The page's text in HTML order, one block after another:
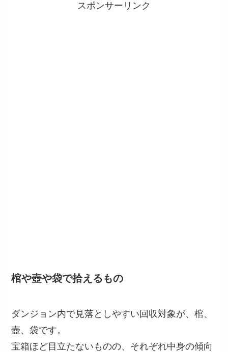
スポンサーリンク
棺や壺や袋で拾えるもの
ダンジョン内で見落としやすい回収対象が、棺、
壺、袋です。
宝箱ほど目立たないものの、それぞれ中身の傾向